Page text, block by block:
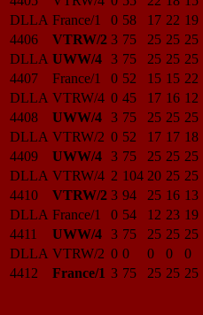
DLLA France/1 0 58 17 22 19
4406
VTRW/2 3 75 25 25 25
DLLA UWW/4 3 75 25 25 25
4407
France/1 0 52 15 15 22
DLLA VTRW/4 0 45 17 16 12
4408
UWW/4 3 75 25 25 25
DLLA VTRW/2 0 52 17 17 18
4409
UWW/4 3 75 25 25 25
DLLA VTRW/4 2 104 20 25 25
4410
VTRW/2 3 94 25 16 13
DLLA France/1 0 54 12 23 19
4411
UWW/4 3 75 25 25 25
DLLA VTRW/2 0 0 0 0
0
4412
France/1 3 75 25 25 25